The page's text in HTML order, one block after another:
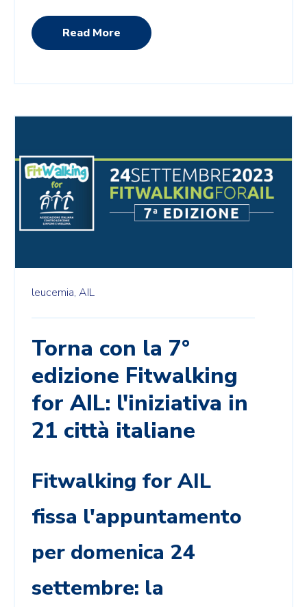
Read More
leucemia, AIL
Torna con la 7°
edizione Fitwalking
for AIL: l'iniziativa in
21 città italiane
Fitwalking for AIL
fissa l'appuntamento
per domenica 24
settembre: la